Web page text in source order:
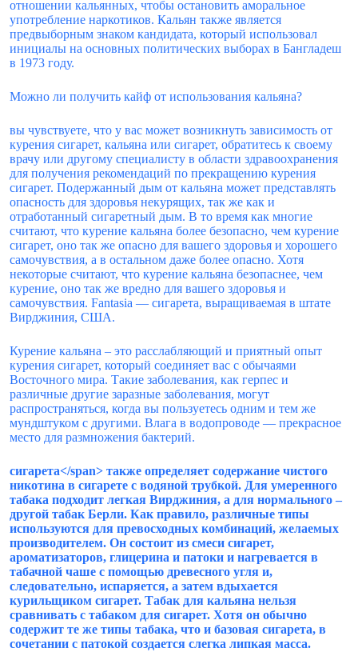
отношении кальянных, чтобы остановить аморальное
употребление наркотиков. Кальян также является
предвыборным знаком кандидата, который использовал
инициалы на основных политических выборах в Бангладеш
в 1973 году.
Можно ли получить кайф от использования кальяна?
вы чувствуете, что у вас может возникнуть зависимость от
курения сигарет, кальяна или сигарет, обратитесь к своему
врачу или другому специалисту в области здравоохранения
для получения рекомендаций по прекращению курения
сигарет. Подержанный дым от кальяна может представлять
опасность для здоровья некурящих, так же как и
отработанный сигаретный дым. В то время как многие
считают, что курение кальяна более безопасно, чем курение
сигарет, оно так же опасно для вашего здоровья и хорошего
самочувствия, а в остальном даже более опасно. Хотя
некоторые считают, что курение кальяна безопаснее, чем
курение, оно так же вредно для вашего здоровья и
самочувствия. Fantasia — сигарета, выращиваемая в штате
Вирджиния, США.
Курение кальяна – это расслабляющий и приятный опыт
курения сигарет, который соединяет вас с обычаями
Восточного мира. Такие заболевания, как герпес и
различные другие заразные заболевания, могут
распространяться, когда вы пользуетесь одним и тем же
мундштуком с другими. Влага в водопроводе — прекрасное
место для размножения бактерий.
сигарета</span> также определяет содержание чистого
никотина в сигарете с водяной трубкой. Для умеренного
табака подходит легкая Вирджиния, а для нормального –
другой табак Берли. Как правило, различные типы
используются для превосходных комбинаций, желаемых
производителем. Он состоит из смеси сигарет,
ароматизаторов, глицерина и патоки и нагревается в
табачной чаше с помощью древесного угля и,
следовательно, испаряется, а затем вдыхается
курильщиком сигарет. Табак для кальяна нельзя
сравнивать с табаком для сигарет. Хотя он обычно
содержит те же типы табака, что и базовая сигарета, в
сочетании с патокой создается слегка липкая масса.